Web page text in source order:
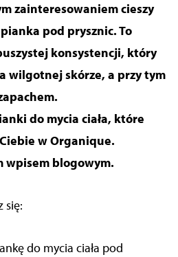
zainteresowaniem cieszy
pod prysznic. To
konsystencji, który
wilgotnej skórze, a przy tym
do mycia ciała, które
w Organique.
wpisem blogowym.
się:
do mycia ciała pod